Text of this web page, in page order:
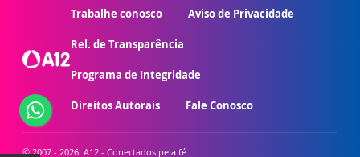
Trabalhe conosco Aviso de Privacidade
Rel. de Transparência
Programa de Integridade
Direitos Autorais Fale Conosco
© 2007 - 2026. A12 - Conectados pela fé.